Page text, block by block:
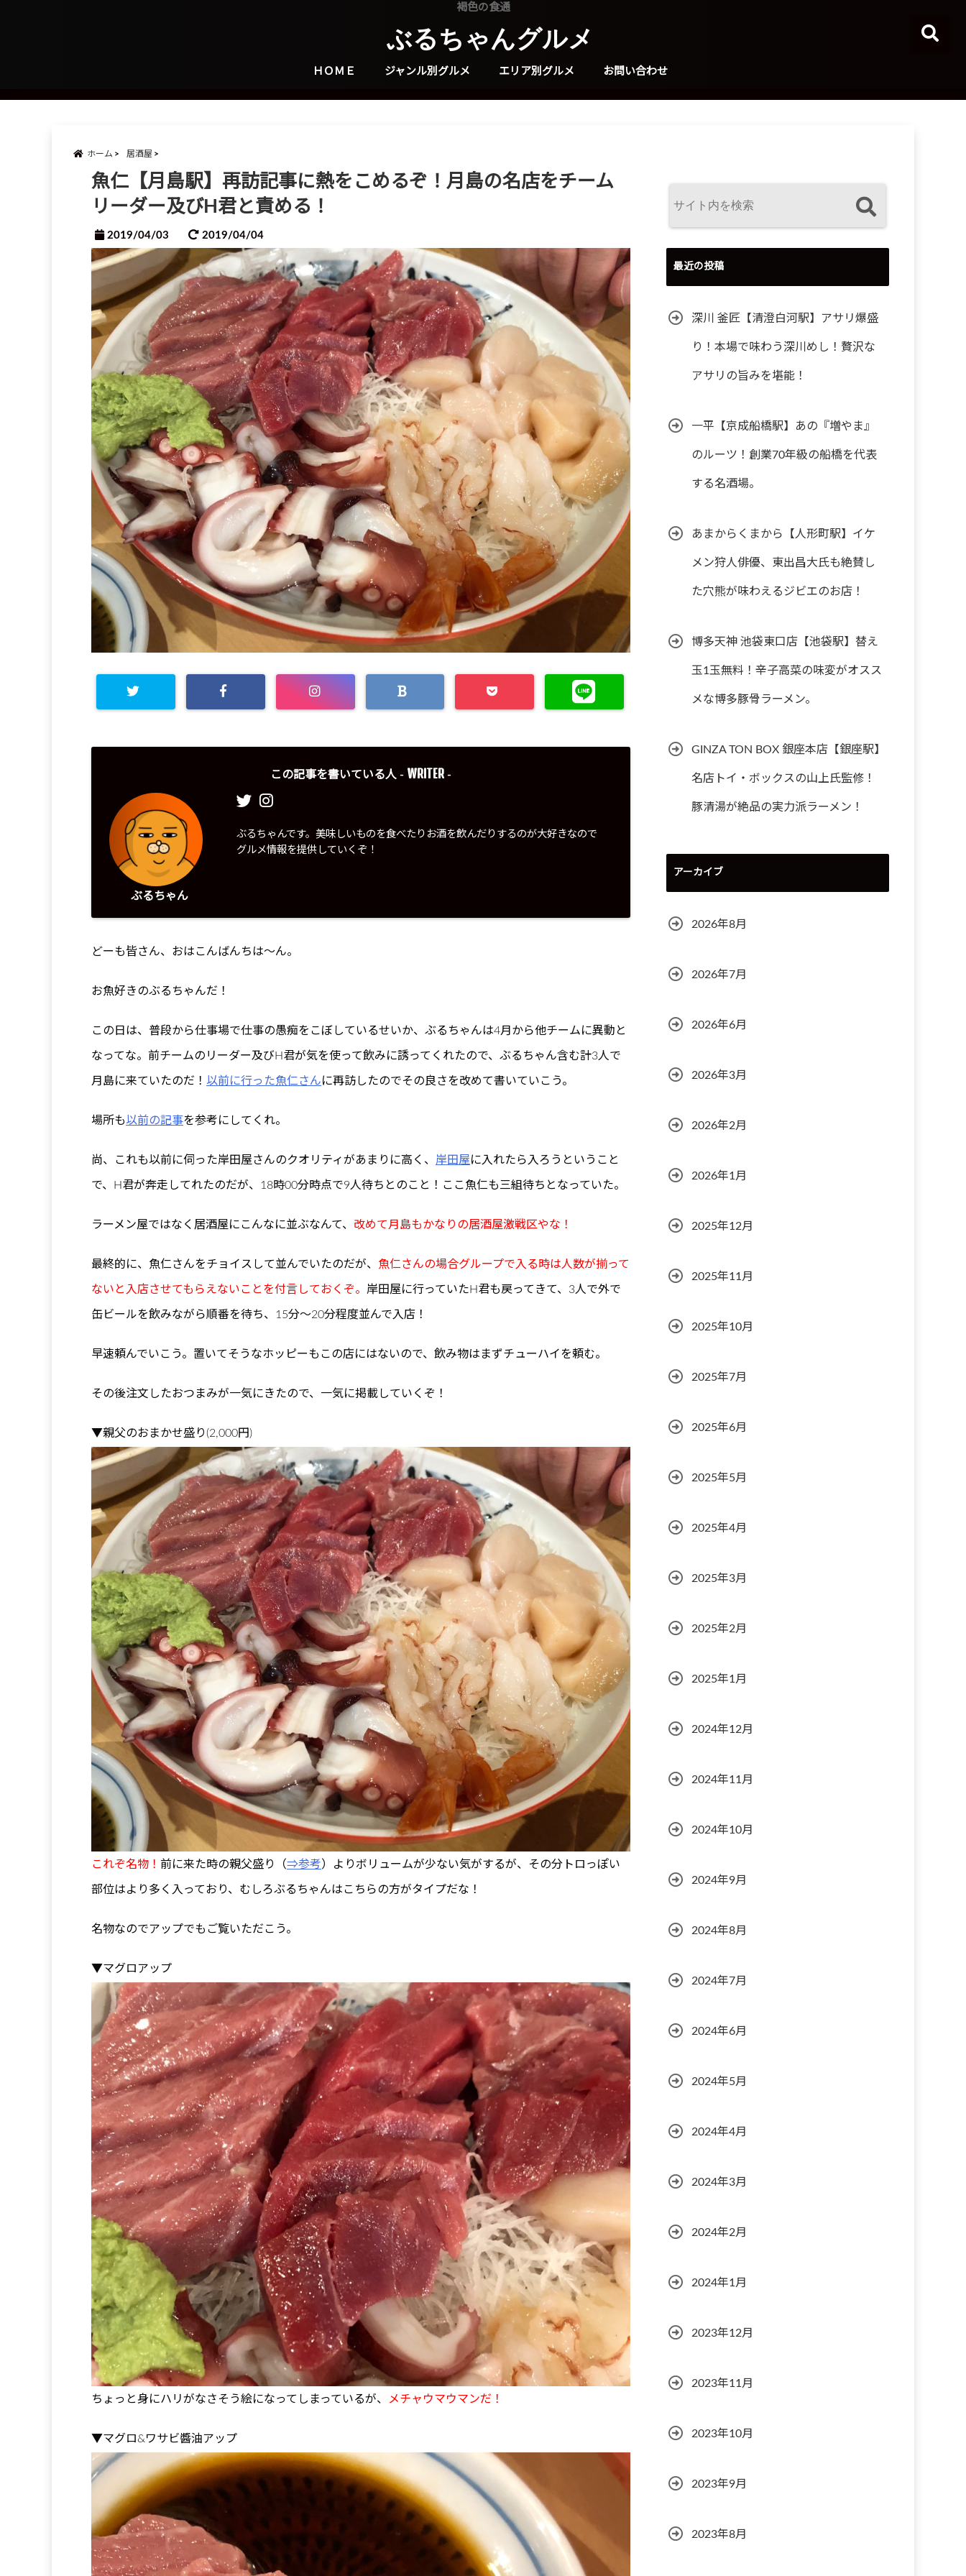
褐色の食通
ぶるちゃんグルメ
ＨＯＭＥ ジャンル別グルメ エリア別グルメ お問い合わせ
ホーム 居酒屋
魚仁【月島駅】再訪記事に熱をこめるぞ！月島の名店をチーム
リーダー及びH君と責める！
2019/04/03 2019/04/04
この記事を書いている人 - WRITER -
ぶるちゃん
ぶるちゃんです。美味しいものを食べたりお酒を飲んだりするのが大好きなので
グルメ情報を提供していくぞ！
どーも皆さん、おはこんばんちは〜ん。
お魚好きのぶるちゃんだ！
この日は、普段から仕事場で仕事の愚痴をこぼしているせいか、ぶるちゃんは4月から他チームに異動と
なってな。前チームのリーダー及びH君が気を使って飲みに誘ってくれたので、ぶるちゃん含む計3人で
月島に来ていたのだ！ 以前に行った魚仁さんに再訪したのでその良さを改めて書いていこう。
場所も以前の記事を参考にしてくれ。
尚、これも以前に伺った岸田屋さんのクオリティがあまりに高く、 岸田屋に入れたら入ろうということ
で、H君が奔走してれたのだが、18時00分時点で9人待ちとのこと！ここ魚仁も三組待ちとなっていた。
ラーメン屋ではなく居酒屋にこんなに並ぶなんて、 改めて月島もかなりの居酒屋激戦区やな！
最終的に、魚仁さんをチョイスして並んでいたのだが、 魚仁さんの場合グループで入る時は人数が揃って
ないと入店させてもらえないことを付言しておくぞ。 岸田屋に行っていたH君も戻ってきて、3人で外で
缶ビールを飲みながら順番を待ち、15分〜20分程度並んで入店！
早速頼んでいこう。置いてそうなホッピーもこの店にはないので、飲み物はまずチューハイを頼む。
その後注文したおつまみが一気にきたので、一気に掲載していくぞ！
▼親父のおまかせ盛り(2,000円)
これぞ名物！ 前に来た時の親父盛り（⇒参考）よりボリュームが少ない気がするが、その分トロっぽい
部位はより多く入っており、むしろぶるちゃんはこちらの方がタイプだな！
名物なのでアップでもご覧いただこう。
▼マグロアップ
ちょっと身にハリがなさそう絵になってしまっているが、 メチャウマウマンだ！
▼マグロ&ワサビ醬油アップ
最近の投稿
深川 釜匠【清澄白河駅】アサリ爆盛
り！本場で味わう深川めし！贅沢な
アサリの旨みを堪能！
一平【京成船橋駅】あの『増やま』
のルーツ！創業70年級の船橋を代表
する名酒場。
あまからくまから【人形町駅】イケ
メン狩人俳優、東出昌大氏も絶賛し
た穴熊が味わえるジビエのお店！
博多天神 池袋東口店【池袋駅】替え
玉1玉無料！辛子高菜の味変がオスス
メな博多豚骨ラーメン。
GINZA TON BOX 銀座本店【銀座駅】
名店トイ・ボックスの山上氏監修！
豚清湯が絶品の実力派ラーメン！
アーカイブ
2026年8月
2026年7月
2026年6月
2026年3月
2026年2月
2026年1月
2025年12月
2025年11月
2025年10月
2025年7月
2025年6月
2025年5月
2025年4月
2025年3月
2025年2月
2025年1月
2024年12月
2024年11月
2024年10月
2024年9月
2024年8月
2024年7月
2024年6月
2024年5月
2024年4月
2024年3月
2024年2月
2024年1月
2023年12月
2023年11月
2023年10月
2023年9月
2023年8月